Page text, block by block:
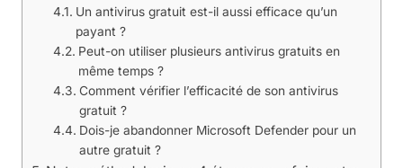
Un antivirus gratuit est-il aussi efficace qu’un
payant ?
Peut-on utiliser plusieurs antivirus gratuits en
même temps ?
Comment vérifier l’efficacité de son antivirus
gratuit ?
Dois-je abandonner Microsoft Defender pour un
autre gratuit ?